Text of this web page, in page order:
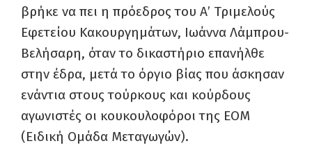
βρήκε να πει η πρόεδρος του Α’ Τριμελούς
Εφετείου Κακουργημάτων, Ιωάννα Λάμπρου-
Βελήσαρη, όταν το δικαστήριο επανήλθε
στην έδρα, μετά το όργιο βίας που άσκησαν
ενάντια στους τούρκους και κούρδους
αγωνιστές οι κουκουλοφόροι της ΕΟΜ
(Ειδική Ομάδα Μεταγωγών).